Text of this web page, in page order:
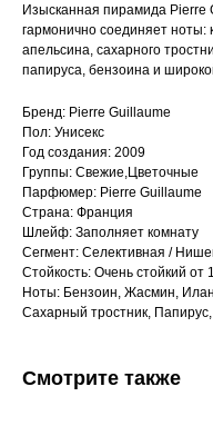
Изысканная пирамида
гармонично соединяет ноты:
апельсина, сахарного
папируса, бензоина и
Бренд: Pierre Guillaume
Пол: Унисекс
Год создания: 2009
Группы: Свежие,Цветочные
Парфюмер: Pierre Guillaume
Страна: Франция
Шлейф: Заполняет комнату
Сегмент: Селективная /
Стойкость: Очень стойкий от
Ноты: Бензоин, Жасмин,
Сахарный тростник, Папирус,
Смотрите также